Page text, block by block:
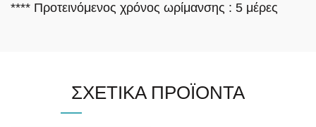
**** Προτεινόμενος χρόνος ωρίμανσης : 5 μέρες
ΣΧΕΤΙΚΆ ΠΡΟΪΌΝΤΑ